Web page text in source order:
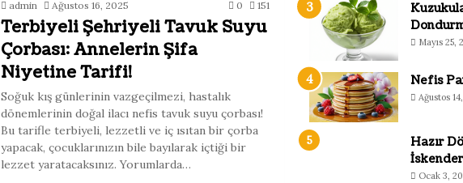
admin Ağustos 16, 2025 0 151
Terbiyeli Şehriyeli Tavuk Suyu
Çorbası: Annelerin Şifa
Niyetine Tarifi!
Soğuk kış günlerinin vazgeçilmezi, hastalık
dönemlerinin doğal ilacı nefis tavuk suyu çorbası!
Bu tarifle terbiyeli, lezzetli ve iç ısıtan bir çorba
yapacak, çocuklarınızın bile bayılarak içtiği bir
lezzet yaratacaksınız. Yorumlarda…
Mayıs 25,
Nefis
Ağustos
Hazır
İskender
Ocak 3,